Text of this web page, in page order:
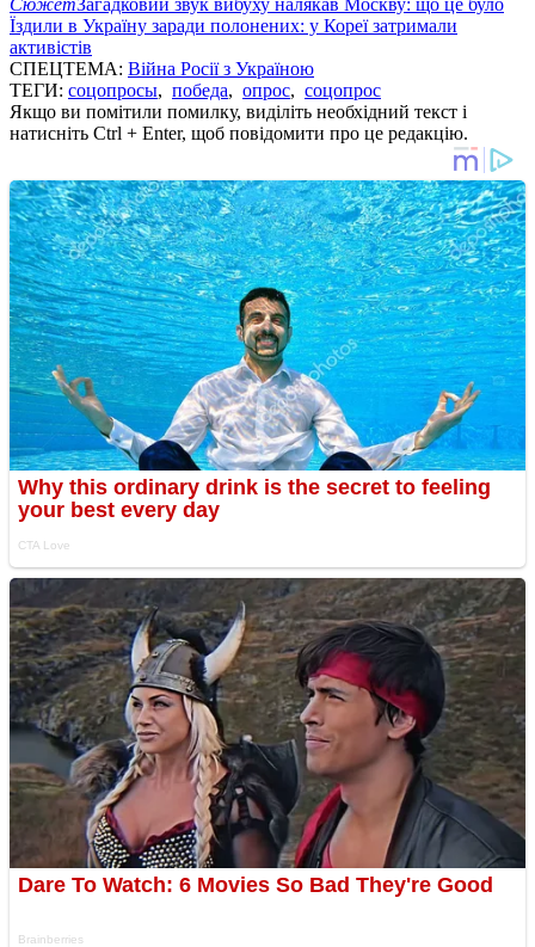
Їздили в Україну заради полонених: у Кореї затримали
активістів
СПЕЦТЕМА: Війна Росії з Україною
ТЕГИ: соцопросы, победа, опрос, соцопрос
Якщо ви помітили помилку, виділіть необхідний текст і
натисніть Ctrl + Enter, щоб повідомити про це редакцію.